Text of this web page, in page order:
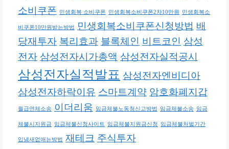
소비쿠폰
민생회복 소비쿠폰 민생회복소비쿠폰2차10만원 민생회복소
비쿠폰10만원받는방법 민생회복소비쿠폰신청방법 배
당재투자 복리효과 블록체인 비트코인 삼성
전자 삼성전자시가총액 삼성전자실적공시
삼성전자실적발표 삼성전자엔비디아
삼성전자하락이유 스마트계약 암호화폐지갑
월급연체소송 이더리움 임금체불노동청신고방법 임금체불소송 임금
체불시지원금 임금체불신청사이트 임금체불지원금신청 임금체불처벌기간
입냄새없애는방법 재테크 주식투자